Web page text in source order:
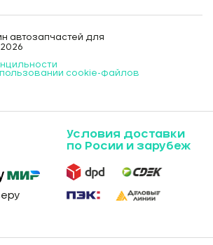
автозапчастей для
cookie-файлов
Условия доставки
по Росии и зарубеж